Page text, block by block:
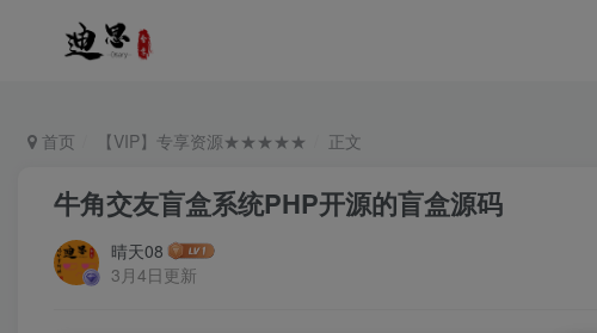
首页 【VIP】专享资源★★★★★ 正文
牛角交友盲盒系统PHP开源的盲盒源码
晴天08
3月4日更新